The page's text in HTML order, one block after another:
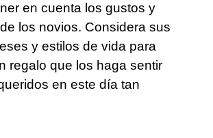
en cuenta los gustos y
los novios. Considera sus
y estilos de vida para
regalo que los haga sentir
en este día tan